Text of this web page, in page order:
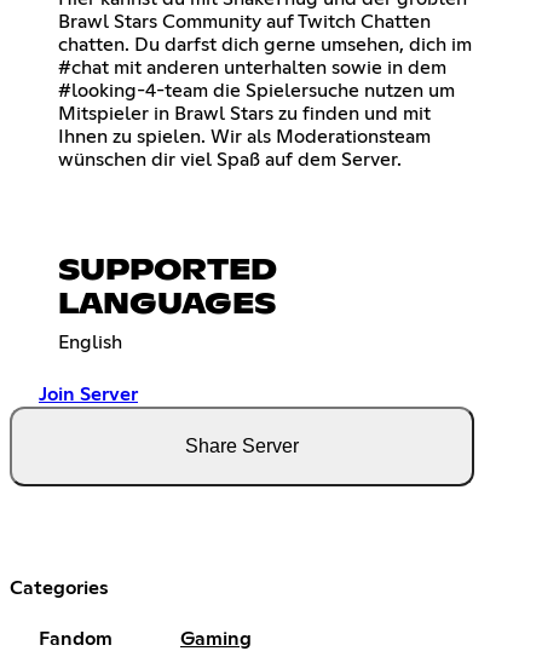
Brawl Stars Community auf Twitch Chatten
chatten. Du darfst dich gerne umsehen, dich im
#chat mit anderen unterhalten sowie in dem
#looking-4-team die Spielersuche nutzen um
Mitspieler in Brawl Stars zu finden und mit
Ihnen zu spielen. Wir als Moderationsteam
wünschen dir viel Spaß auf dem Server.
SUPPORTED
LANGUAGES
English
Join Server
Share Server
Categories
Fandom Gaming